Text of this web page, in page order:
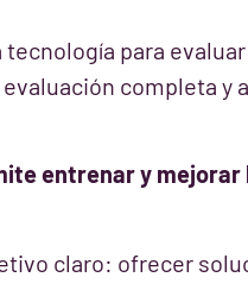
para evaluar
completa y
entrenar y mejorar
claro: ofrecer